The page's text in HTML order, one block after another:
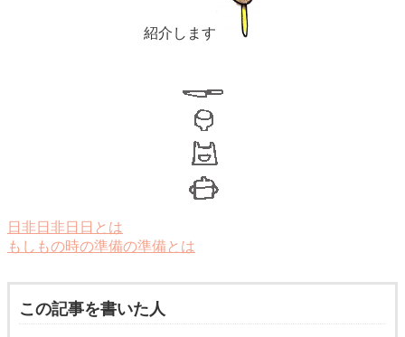
紹介します
日非日非日日とは
もしもの時の準備の準備とは
この記事を書いた人